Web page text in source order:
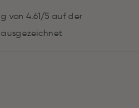
von 4.61/5 auf der
ausgezeichnet